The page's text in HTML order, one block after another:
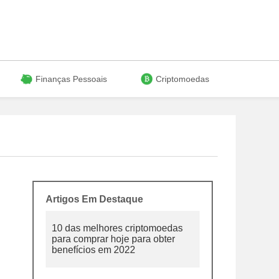
Finanças Pessoais Criptomoedas
Artigos Em Destaque
10 das melhores criptomoedas
para comprar hoje para obter
benefícios em 2022